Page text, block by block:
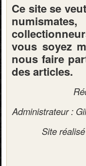
Ce site se
vous soyez
nous faire
des articles.
Administrateur :
Site